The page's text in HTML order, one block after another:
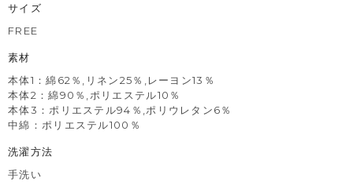
サイズ
FREE
素材
本体1：綿62％,リネン25％,レーヨン13％
本体2：綿90％,ポリエステル10％
本体3：ポリエステル94％,ポリウレタン6％
中綿：ポリエステル100％
洗濯方法
手洗い